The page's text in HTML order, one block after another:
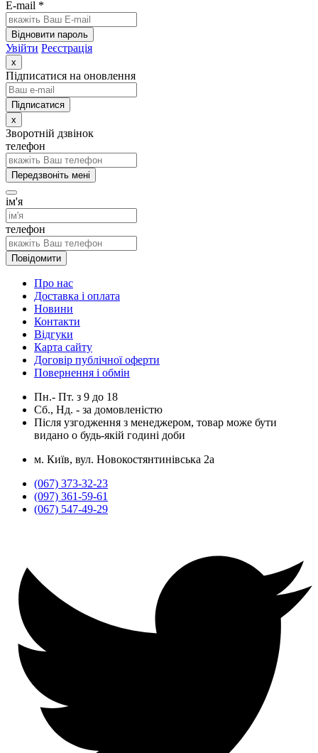
E-mail *
Відновити пароль
Увійти Реєстрація
x
Підписатися на оновлення
x
Зворотній дзвінок
телефон
Передзвоніть мені
ім'я
телефон
Повідомити
Про нас
Доставка і оплата
Новини
Контакти
Відгуки
Карта сайту
Договір публічної оферти
Повернення і обмін
Пн.- Пт. з 9 до 18
Сб., Нд. - за домовленістю
Після узгодження з менеджером, товар може бути
видано о будь-якій годині доби
м. Київ, вул. Новокостянтинівська 2а
(067) 373-32-23
(097) 361-59-61
(067) 547-49-29